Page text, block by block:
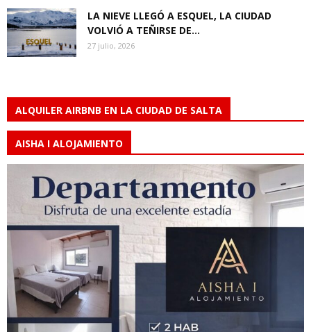
LA NIEVE LLEGÓ A ESQUEL, LA CIUDAD
VOLVIÓ A TEÑIRSE DE...
27 julio, 2026
ALQUILER AIRBNB EN LA CIUDAD DE SALTA
AISHA I ALOJAMIENTO